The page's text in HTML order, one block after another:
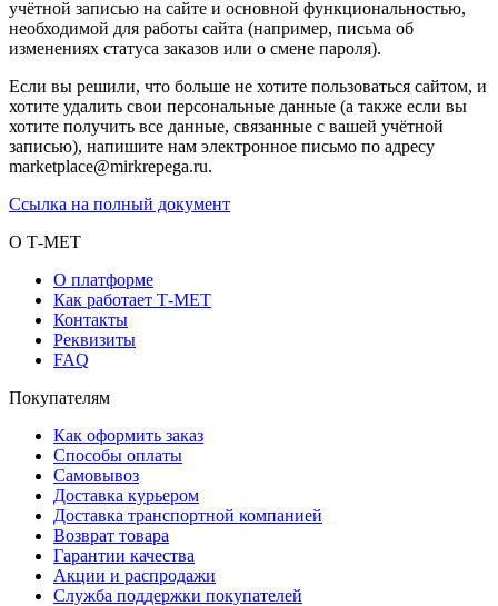
учётной записью на сайте и основной функциональностью,
необходимой для работы сайта (например, письма об
изменениях статуса заказов или о смене пароля).
Если вы решили, что больше не хотите пользоваться сайтом, и
хотите удалить свои персональные данные (а также если вы
хотите получить все данные, связанные с вашей учётной
записью), напишите нам электронное письмо по адресу
marketplace@mirkrepega.ru.
Ссылка на полный документ
О Т-МЕТ
О платформе
Как работает Т-МЕТ
Контакты
Реквизиты
FAQ
Покупателям
Как оформить заказ
Способы оплаты
Самовывоз
Доставка курьером
Доставка транспортной компанией
Возврат товара
Гарантии качества
Акции и распродажи
Служба поддержки покупателей